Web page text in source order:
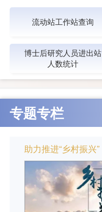
流动站工作站查询
博士后研究人员进出站
人数统计
专题专栏
助力推进“乡村振兴”